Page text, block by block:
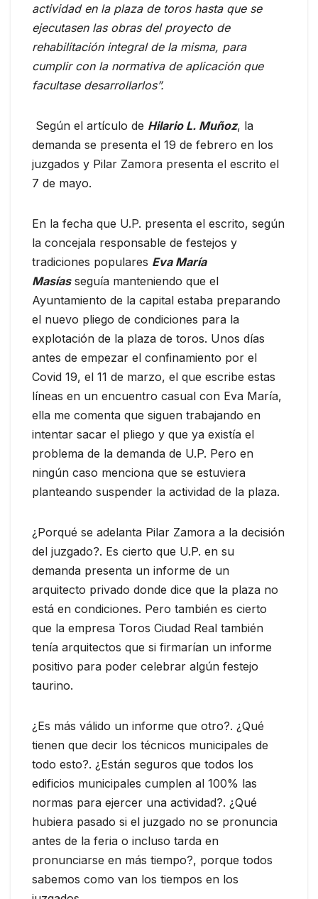
actividad en la plaza de toros hasta que se
ejecutasen las obras del proyecto de
rehabilitación integral de la misma, para
cumplir con la normativa de aplicación que
facultase desarrollarlos”.
Según el artículo de Hilario L. Muñoz, la
demanda se presenta el 19 de febrero en los
juzgados y Pilar Zamora presenta el escrito el
7 de mayo.
En la fecha que U.P. presenta el escrito, según
la concejala responsable de festejos y
tradiciones populares Eva María
Masíasseguía manteniendo que el
Ayuntamiento de la capital estaba preparando
el nuevo pliego de condiciones para la
explotación de la plaza de toros. Unos días
antes de empezar el confinamiento por el
Covid 19, el 11 de marzo, el que escribe estas
líneas en un encuentro casual con Eva María,
ella me comenta que siguen trabajando en
intentar sacar el pliego y que ya existía el
problema de la demanda de U.P. Pero en
ningún caso menciona que se estuviera
planteando suspender la actividad de la plaza.
¿Porqué se adelanta Pilar Zamora a la decisión
del juzgado?. Es cierto que U.P. en su
demanda presenta un informe de un
arquitecto privado donde dice que la plaza no
está en condiciones. Pero también es cierto
que la empresa Toros Ciudad Real también
tenía arquitectos que si firmarían un informe
positivo para poder celebrar algún festejo
taurino.
¿Es más válido un informe que otro?. ¿Qué
tienen que decir los técnicos municipales de
todo esto?. ¿Están seguros que todos los
edificios municipales cumplen al 100% las
normas para ejercer una actividad?. ¿Qué
hubiera pasado si el juzgado no se pronuncia
antes de la feria o incluso tarda en
pronunciarse en más tiempo?, porque todos
sabemos como van los tiempos en los